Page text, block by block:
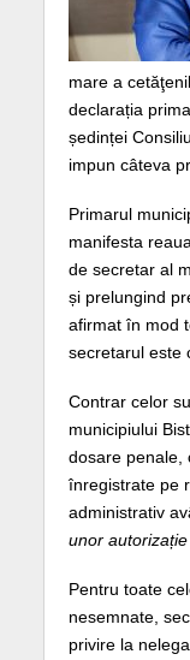
mare a
declarația
ședinței
impun câteva
Primarul
manifesta
de secretar al
și prelungind
afirmat în mod
secretarul este
Contrar celor
municipiului
dosare penale,
înregistrate pe
administrativ
unor
Pentru toate
nesemnate,
privire la